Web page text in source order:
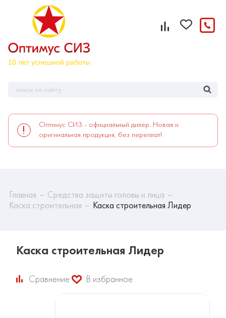
Оптимус СИЗ - официальный дилер. Новая и
оригинальная продукция, без переплат!
Главная
Средства защиты головы и лица
Каска строительная
Каска строительная Лидер
Каска строительная Лидер
Сравнение В избранное